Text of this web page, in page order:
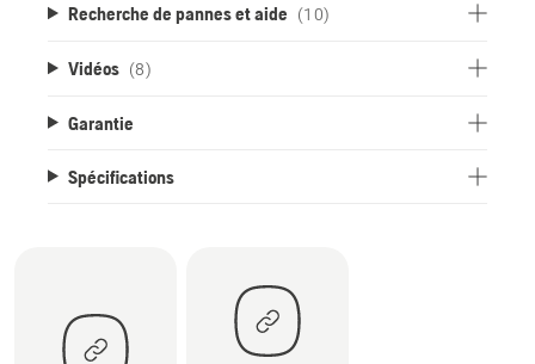
Recherche de pannes et aide (10)
Vidéos (8)
Garantie
Spécifications